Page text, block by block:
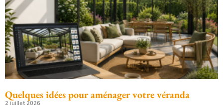
Quelques idées pour aménager votre véranda
2 juillet 2026